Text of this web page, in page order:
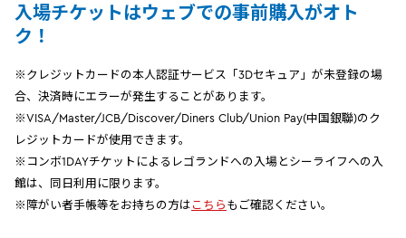
入場チケットはウェブでの事前購入がオト
ク！
※クレジットカードの本人認証サービス「3Dセキュア」が未登録の場
合、決済時にエラーが発生することがあります。
※VISA/Master/JCB/Discover/Diners Club/Union Pay(中国銀聯)のク
レジットカードが使用できます。
※コンボ1DAYチケットによるレゴランドへの入場とシーライフへの入
館は、同日利用に限ります。
※障がい者手帳等をお持ちの方はこちらもご確認ください。